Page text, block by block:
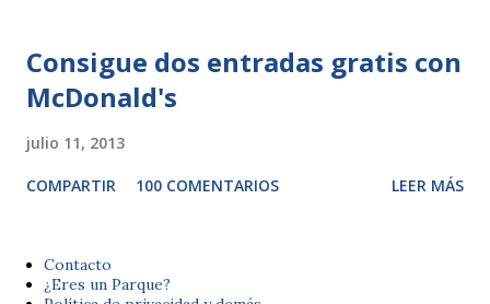
Consigue dos entradas gratis con
McDonald's
julio 11, 2013
COMPARTIR 100 COMENTARIOS LEER MÁS
Contacto
¿Eres un Parque?